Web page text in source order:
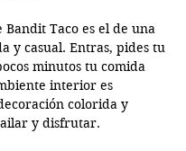
Bandit Taco es el de una
y casual. Entras, pides tu
minutos tu comida
interior es
colorida y
y disfrutar.